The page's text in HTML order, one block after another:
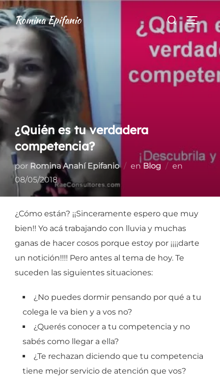
Saltar
al
contenido
Romina Epifanio Buscar:
¿Quién es tu verdadera
competencia?
por Romina Anahí Epifanio en Blog en
08/05/2018
¿Cómo están? ¡¡Sinceramente espero que muy
bien!! Yo acá trabajando con lluvia y muchas
ganas de hacer cosos porque estoy por ¡¡¡¡darte
un notición!!!! Pero antes al tema de hoy. Te
suceden las siguientes situaciones:
¿No puedes dormir pensando por qué a tu
colega le va bien y a vos no?
¿Querés conocer a tu competencia y no
sabés como llegar a ella?
¿Te rechazan diciendo que tu competencia
tiene mejor servicio de atención que vos?